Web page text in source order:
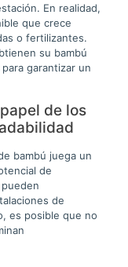
En realidad,
que crece
o fertilizantes.
su bambú
garantizar un
de los
bambú juega un
de
de
es posible que no